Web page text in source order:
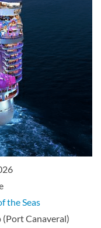
the Seas
Canaveral)